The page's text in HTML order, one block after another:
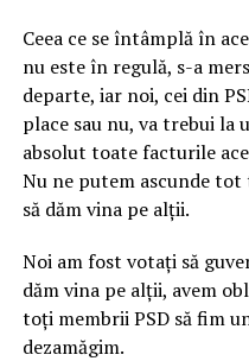
Ceea ce se întâmplă în
nu este în regulă, s-a
departe, iar noi, cei din
place sau nu, va trebui la
absolut toate facturile
Nu ne putem ascunde
să dăm vina pe alții.
Noi am fost votați să
dăm vina pe alții, avem
toți membrii PSD să fim
dezamăgim.